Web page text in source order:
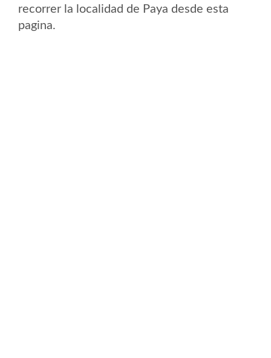
recorrer la localidad de Paya desde esta
pagina.